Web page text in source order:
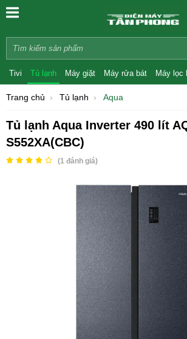
Tivi Tủ lạnh Máy giặt Máy rửa bát Máy lọc
Trang chủ Tủ lạnh Aqua
Tủ lạnh Aqua Inverter 490 lít
S552XA(CBC)
(1 đánh giá)